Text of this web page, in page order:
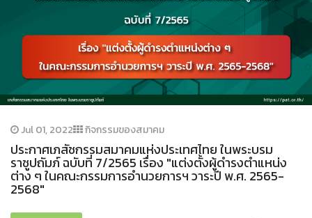
Jul 01, 2022 กิจกรรมของสมาคม
ประกาศเภสัชกรรมสมาคมแห่งประเทศไทย ในพระบรม
ราชูปถัมภ์ ฉบับที่ 7/2565 เรื่อง "แต่งตั้งผู้ดำรงตำแหน่ง
ต่าง ๆ ในคณะกรรมการอำนวยการฯ วาระปี พ.ศ. 2565-
2568"